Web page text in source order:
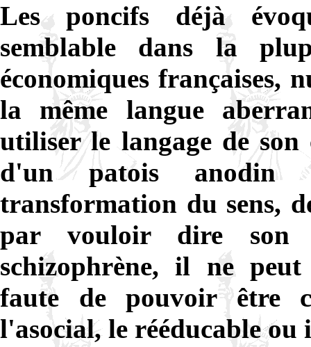
Les poncifs déjà
semblable dans la
économiques françaises,
la même langue
utiliser le langage de
d'un patois anodin
transformation du sens,
par vouloir dire son
schizophrène, il ne
faute de pouvoir être
l'asocial, le rééducable